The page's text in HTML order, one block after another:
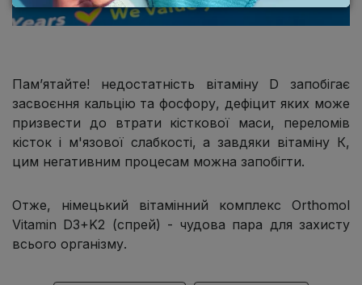
Памʼятайте! недостатність вітаміну D запобігає
засвоєння кальцію та фосфору, дефіцит яких може
призвести до втрати кісткової маси, переломів
кісток і м'язової слабкості, а завдяки вітаміну К,
цим негативним процесам можна запобігти.
Отже, німецький вітамінний комплекс Orthomol
Vitamin D3+K2 (спрей) - чудова пара для захисту
всього організму.